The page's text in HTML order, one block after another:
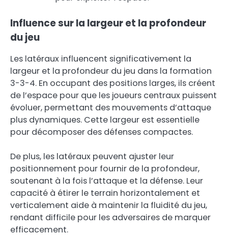
Influence sur la largeur et la profondeur
du jeu
Les latéraux influencent significativement la
largeur et la profondeur du jeu dans la formation
3-3-4. En occupant des positions larges, ils créent
de l’espace pour que les joueurs centraux puissent
évoluer, permettant des mouvements d’attaque
plus dynamiques. Cette largeur est essentielle
pour décomposer des défenses compactes.
De plus, les latéraux peuvent ajuster leur
positionnement pour fournir de la profondeur,
soutenant à la fois l’attaque et la défense. Leur
capacité à étirer le terrain horizontalement et
verticalement aide à maintenir la fluidité du jeu,
rendant difficile pour les adversaires de marquer
efficacement.